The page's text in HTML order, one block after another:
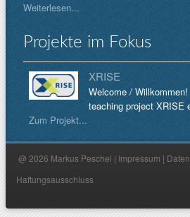
Weiterlesen...
Projekte im Fokus
XRISE
Welcome /
teaching project XRISE
Zum Projekt...
@ 2026 Markus Peschel | Impressum |
Haftungsausschluss